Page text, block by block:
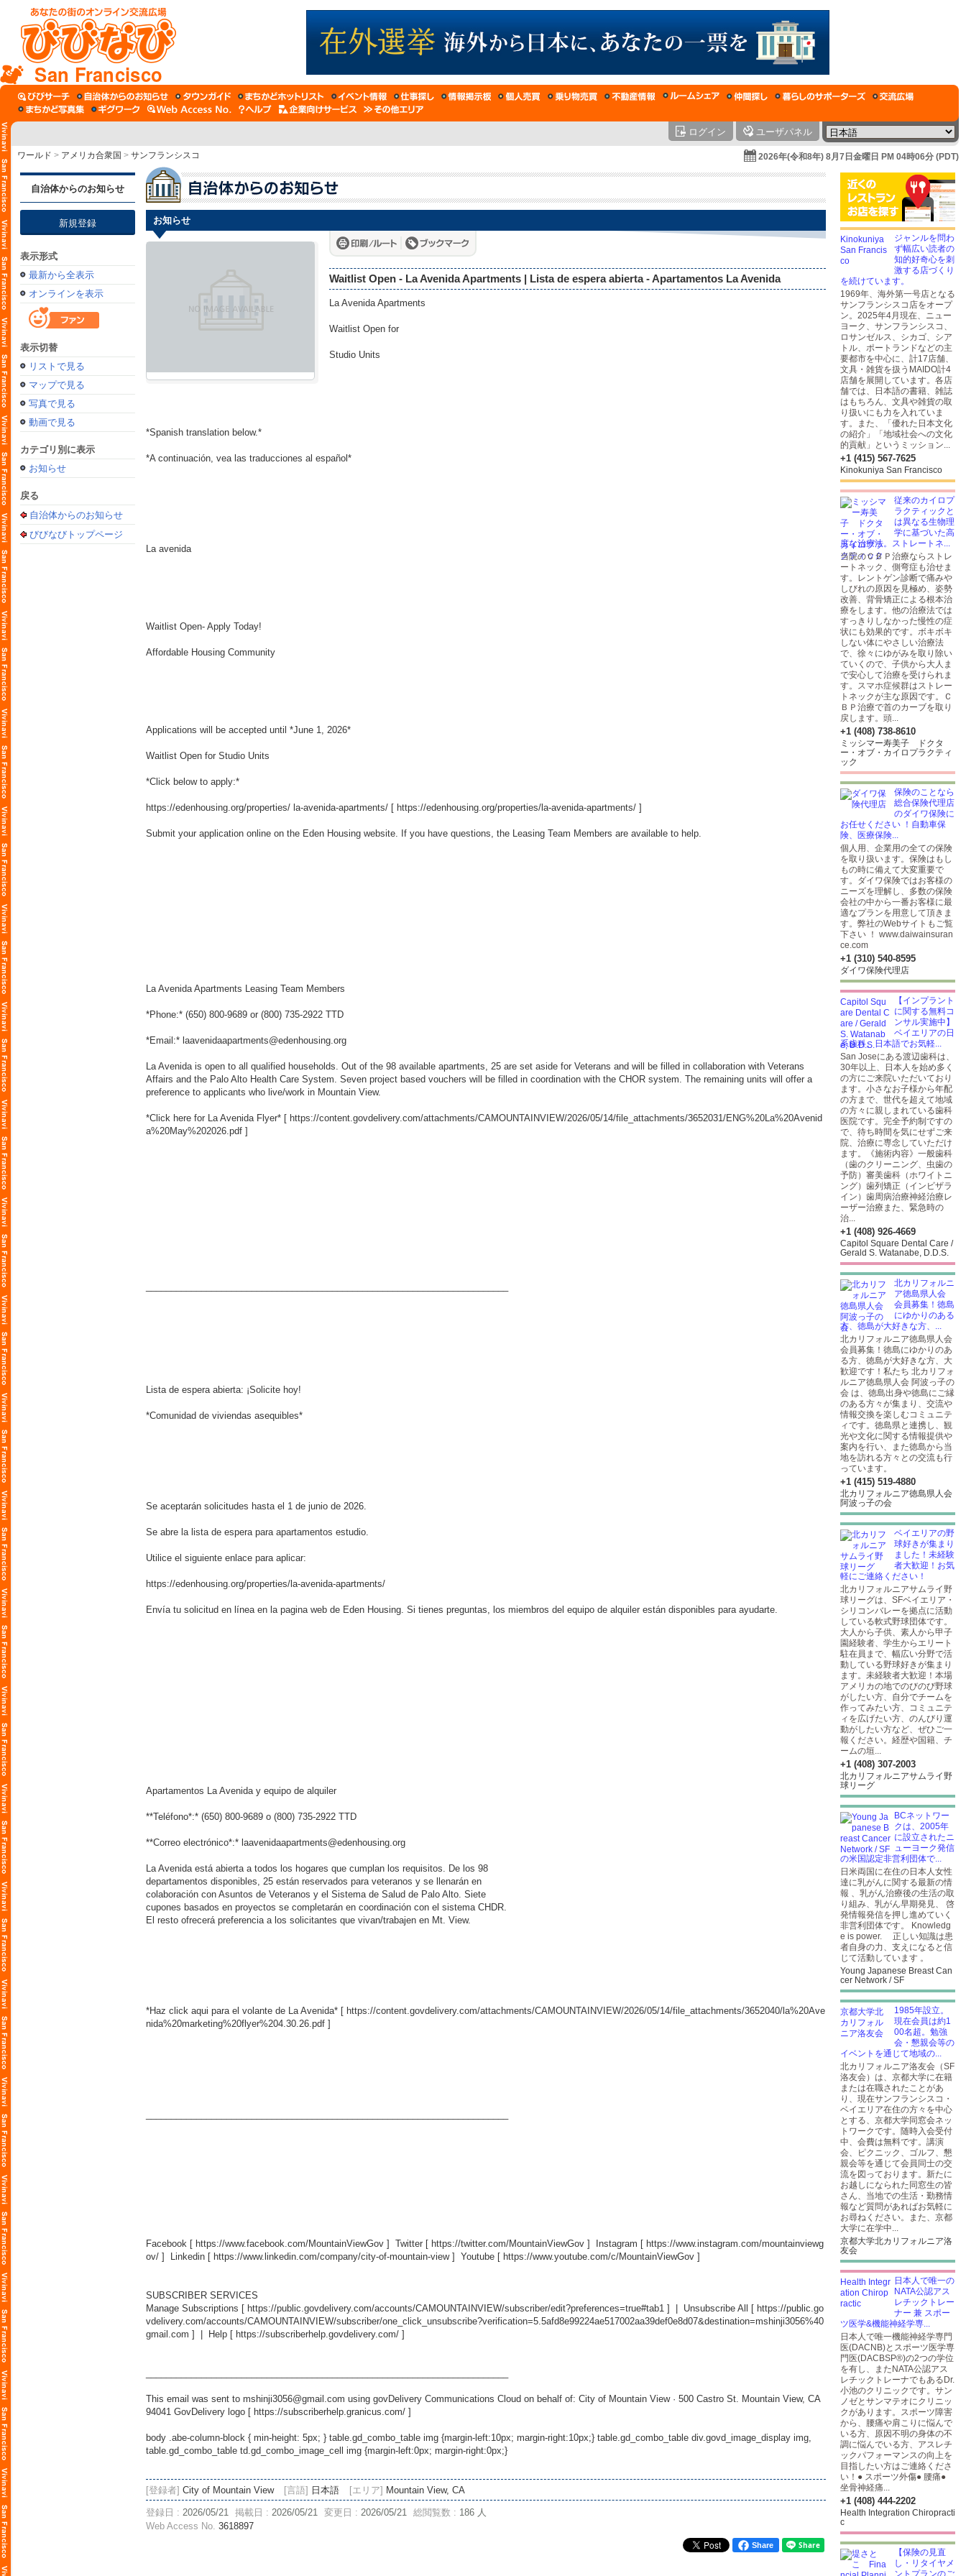
San Francisco
ログイン ユーザパネル
ワールド > アメリカ合衆国 > サンフランシスコ 2026年(令和8年) 8月7日金曜日 PM 04時06分 (PDT)
自治体からのお知らせ
新規登録
表示形式
最新から全表示
オンラインを表示
表示切替
リストで見る
マップで見る
写真で見る
動画で見る
カテゴリ別に表示
お知らせ
戻る
自治体からのお知らせ
びびなびトップページ
お知らせ
Waitlist Open - La Avenida Apartments | Lista de espera abierta - Apartamentos La Avenida
La Avenida Apartments
Waitlist Open for
Studio Units
*Spanish translation below.*
*A continuación, vea las traducciones al español*
La avenida
Waitlist Open- Apply Today!
Affordable Housing Community
Applications will be accepted until *June 1, 2026*
Waitlist Open for Studio Units
*Click below to apply:*
https://edenhousing.org/properties/ la-avenida-apartments/ [ https://edenhousing.org/properties/la-avenida-apartments/ ]
Submit your application online on the Eden Housing website. If you have questions, the Leasing Team Members are available to help.
La Avenida Apartments Leasing Team Members
*Phone:* (650) 800-9689 or (800) 735-2922 TTD
*Email:* laavenidaapartments@edenhousing.org
La Avenida is open to all qualified households. Out of the 98 available apartments, 25 are set aside for Veterans and will be filled in collaboration with Veterans
Affairs and the Palo Alto Health Care System. Seven project based vouchers will be filled in coordination with the CHOR system. The remaining units will offer a
preference to applicants who live/work in Mountain View.
*Click here for La Avenida Flyer* [ https://content.govdelivery.com/attachments/CAMOUNTAINVIEW/2026/05/14/file_attachments/3652031/ENG%20La%20Avenid
a%20May%202026.pdf ]
Lista de espera abierta: ¡Solicite hoy!
*Comunidad de viviendas asequibles*
Se aceptarán solicitudes hasta el 1 de junio de 2026.
Se abre la lista de espera para apartamentos estudio.
Utilice el siguiente enlace para aplicar:
https://edenhousing.org/properties/la-avenida-apartments/
Envía tu solicitud en línea en la pagina web de Eden Housing. Si tienes preguntas, los miembros del equipo de alquiler están disponibles para ayudarte.
Apartamentos La Avenida y equipo de alquiler
**Teléfono*:* (650) 800-9689 o (800) 735-2922 TTD
**Correo electrónico*:* laavenidaapartments@edenhousing.org
La Avenida está abierta a todos los hogares que cumplan los requisitos. De los 98
departamentos disponibles, 25 están reservados para veteranos y se llenarán en
colaboración con Asuntos de Veteranos y el Sistema de Salud de Palo Alto. Siete
cupones basados en proyectos se completarán en coordinación con el sistema CHDR.
El resto ofrecerá preferencia a los solicitantes que vivan/trabajen en Mt. View.
*Haz click aqui para el volante de La Avenida* [ https://content.govdelivery.com/attachments/CAMOUNTAINVIEW/2026/05/14/file_attachments/3652040/la%20Ave
nida%20marketing%20flyer%204.30.26.pdf ]
Facebook [ https://www.facebook.com/MountainViewGov ] Twitter [ https://twitter.com/MountainViewGov ] Instagram [ https://www.instagram.com/mountainviewg
ov/ ] Linkedin [ https://www.linkedin.com/company/city-of-mountain-view] Youtube [ https://www.youtube.com/c/MountainViewGov ]
SUBSCRIBER SERVICES
Manage Subscriptions [ https://public.govdelivery.com/accounts/CAMOUNTAINVIEW/subscriber/edit?preferences=true#tab1 ] | Unsubscribe All [ https://public.go
vdelivery.com/accounts/CAMOUNTAINVIEW/subscriber/one_click_unsubscribe?verification=5.5afd8e99224ae517002aa39def0e8d07&destination=mshinji3056%40
gmail.com ] | Help [ https://subscriberhelp.govdelivery.com/ ]
This email was sent to mshinji3056@gmail.com using govDelivery Communications Cloud on behalf of: City of Mountain View · 500 Castro St. Mountain View, CA
94041 GovDelivery logo [ https://subscriberhelp.granicus.com/ ]
body .abe-column-block { min-height: 5px; } table.gd_combo_table img {margin-left:10px; margin-right:10px;} table.gd_combo_table div.govd_image_display img,
table.gd_combo_table td.gd_combo_image_cell img {margin-left:0px; margin-right:0px;}
[登録者] City of Mountain View [言語] 日本語 [エリア] Mountain View, CA
登録日 : 2026/05/21 掲載日 : 2026/05/21 変更日 : 2026/05/21 総閲覧数 : 186 人
Web Access No. 3618897
Share
ジャンルを問わ
ず幅広い読者の
知的好奇心を刺
激する店づくり
を続けています。
1969年、海外第一号店となる
サンフランシスコ店をオープ
ン。2025年4月現在、ニュー
ヨーク、サンフランシスコ、
ロサンゼルス、シカゴ、シア
トル、ポートランドなどの主
要都市を中心に、計17店舗、
文具・雑貨を扱うMAIDO計4
店舗を展開しています。各店
舗では、日本語の書籍、雑誌
はもちろん、文具や雑貨の取
り扱いにも力を入れていま
す。また、「優れた日本文化
の紹介」「地域社会への文化
的貢献」というミッション...
+1 (415) 567-7625
Kinokuniya San Francisco
従来のカイロプ
ラクティックと
は異なる生物理
学に基づいた高
度な治療法。ストレートネ...
当院のＣＢＰ治療ならストレ
ートネック、側弯症も治せま
す。レントゲン診断で痛みや
しびれの原因を見極め、姿勢
改善、背骨矯正による根本治
療をします。他の治療法では
すっきりしなかった慢性の症
状にも効果的です。ボキボキ
しない体にやさしい治療法
で、徐々にゆがみを取り除い
ていくので、子供から大人ま
で安心して治療を受けられま
す。スマホ症候群はストレー
トネックが主な原因です。Ｃ
ＢＰ治療で首のカーブを取り
戻します。頭...
+1 (408) 738-8610
ミッシマー寿美子 ドクタ
ー・オブ・カイロプラクティ
ック
保険のことなら
総合保険代理店
のダイワ保険に
お任せください ！自動車保
険、医療保険...
個人用、企業用の全ての保険
を取り扱います。保険はもし
もの時に備えて大変重要で
す。ダイワ保険ではお客様の
ニーズを理解し、多数の保険
会社の中から一番お客様に最
適なプランを用意して頂きま
す。弊社のWebサイトもご覧
下さい ！ www.daiwainsuran
ce.com
+1 (310) 540-8595
ダイワ保険代理店
【インプラント
に関する無料コ
ンサル実施中】
ベイエリアの日
系歯科。日本語でお気軽...
San Joseにある渡辺歯科は、
30年以上、日本人を始め多く
の方にご来院いただいており
ます。小さなお子様から年配
の方まで、世代を超えて地域
の方々に親しまれている歯科
医院です。完全予約制ですの
で、待ち時間を気にせずご来
院、治療に専念していただけ
ます。《施術内容》一般歯科
（歯のクリーニング、虫歯の
予防）審美歯科（ホワイトニ
ング）歯列矯正（インビザラ
イン）歯周病治療神経治療レ
ーザー治療また、緊急時の
治...
+1 (408) 926-4669
Capitol Square Dental Care /
Gerald S. Watanabe, D.D.S.
北カリフォルニ
ア徳島県人会
会員募集！徳島
にゆかりのある
方、徳島が大好きな方、...
北カリフォルニア徳島県人会
会員募集！徳島にゆかりのあ
る方、徳島が大好きな方、大
歓迎です！私たち 北カリフォ
ルニア徳島県人会 阿波っ子の
会 は、徳島出身や徳島にご縁
のある方々が集まり、交流や
情報交換を楽しむコミュニテ
ィです。徳島県と連携し、観
光や文化に関する情報提供や
案内を行い、また徳島から当
地を訪れる方々との交流も行
っています。
+1 (415) 519-4880
北カリフォルニア徳島県人会
阿波っ子の会
ベイエリアの野
球好きが集まり
ました！未経験
者大歓迎！お気
軽にご連絡ください！
北カリフォルニアサムライ野
球リーグは、SFベイエリア・
シリコンバレーを拠点に活動
している軟式野球団体です。
大人から子供、素人から甲子
園経験者、学生からエリート
駐在員まで、幅広い分野で活
動している野球好きが集まり
ます。未経験者大歓迎！本場
アメリカの地でのびのび野球
がしたい方、自分でチームを
作ってみたい方、コミュニテ
ィを広げたい方、のんびり運
動がしたい方など、ぜひご一
報ください。経歴や国籍、チ
ームの垣...
+1 (408) 307-2003
北カリフォルニアサムライ野
球リーグ
BCネットワー
クは、2005年
に設立されたニ
ューヨーク発信
の米国認定非営利団体で...
日米両国に在住の日本人女性
達に乳がんに関する最新の情
報 、乳がん治療後の生活の取
り組み、乳がん早期発見、 啓
発情報発信を押し進めていく
非営利団体です。 Knowledg
e is power. 正しい知識は患
者自身の力、支えになると信
じて活動しています 。
Young Japanese Breast Can
cer Network / SF
1985年設立。
現在会員は約1
00名超。勉強
会・懇親会等の
イベントを通じて地域の...
北カリフォルニア洛友会（SF
洛友会）は、京都大学に在籍
または在職されたことがあ
り、現在サンフランシスコ・
ベイエリア在住の方々を中心
とする、京都大学同窓会ネッ
トワークです。随時入会受付
中、会費は無料です。講演
会、ピクニック、ゴルフ、懇
親会等を通じて会員同士の交
流を図っております。新たに
お越しになられた同窓生の皆
さん、当地での生活・勤務情
報など質問があればお気軽に
お尋ねください。また、京都
大学に在学中...
京都大学北カリフォルニア洛
友会
日本人で唯一の
NATA公認アス
レチックトレー
ナー 兼 スポー
ツ医学&機能神経学専...
日本人で唯一機能神経学専門
医(DACNB)とスポーツ医学専
門医(DACBSP®)の2つの学位
を有し、またNATA公認アス
レチックトレーナでもあるDr.
小池のクリニックです。サン
ノゼとサンマテオにクリニッ
クがあります。スポーツ障害
から、腰痛や肩こりに悩んで
いる方、原因不明の身体の不
調に悩んでいる方、アスレチ
ックパフォーマンスの向上を
目指したい方はご連絡くださ
い！● スポーツ外傷● 腰痛●
坐骨神経痛...
+1 (408) 444-2202
Health Integration Chiropracti
c
【保険の見直
し・リタイヤメ
ントプランのご